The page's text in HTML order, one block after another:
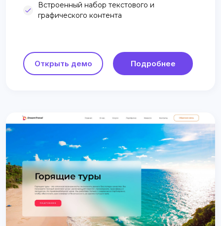
Встроенный набор текстового и
графического контента
Открыть демо Подробнее